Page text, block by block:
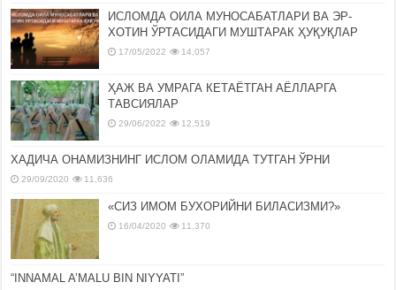
ИСЛОМДА ОИЛА МУНОСАБАТЛАРИ ВА ЭР-
ХОТИН ЎРТАСИДАГИ МУШТАРАК ҲУҚУҚЛАР
17/05/2022 14,057
ҲАЖ ВА УМРАГА КЕТАЁТГАН АЁЛЛАРГА
ТАВСИЯЛАР
29/06/2022 12,519
ХАДИЧА ОНАМИЗНИНГ ИСЛОМ ОЛАМИДА ТУТГАН ЎРНИ
29/09/2020 11,636
«СИЗ ИМОМ БУХОРИЙНИ БИЛАСИЗМИ?»
16/04/2020 11,370
“INNAMAL A’MALU BIN NIYYATI”